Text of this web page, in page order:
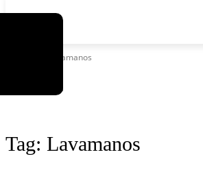
Lavamanos
Tag: Lavamanos